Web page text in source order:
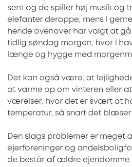
sent og de spiller høj musik og
elefanter deroppe, mens I
hende ovenover har valgt at
tidlig søndag morgen, hvor I
længe og hygge med
Det kan også være, at
at varme op om vinteren eller
værelser, hvor det er svært at
temperatur, så snart det blæser
Den slags problemer er meget
ejerforeninger og
de består af ældre ejendomme